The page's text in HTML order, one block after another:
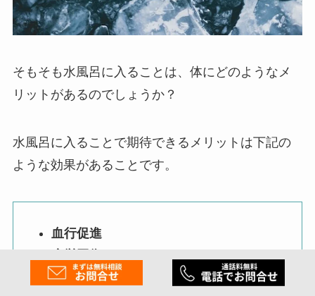
そもそも水風呂に入ることは、体にどのようなメ
リットがあるのでしょうか？
水風呂に入ることで期待できるメリットは下記の
ような効果があることです。
血行促進
免疫力の向上